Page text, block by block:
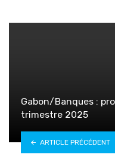
Gabon/Banques :
trimestre 2025
ARTICLE PRÉCÉDENT